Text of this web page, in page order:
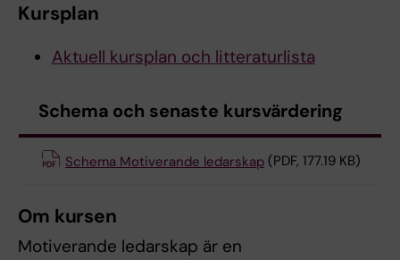
Kursplan
Aktuell kursplan och litteraturlista
Schema och senaste kursvärdering
Schema Motiverande ledarskap (PDF, 177.19 KB)
Om kursen
Motiverande ledarskap är en